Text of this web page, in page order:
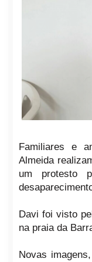
Familiares e
Almeida
um protesto
Davi foi visto
na praia da
Novas